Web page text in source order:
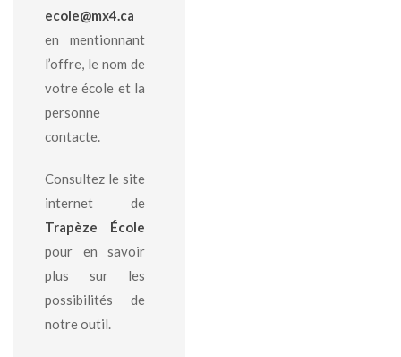
ecole@mx4.ca
en mentionnant
l’offre, le nom de
votre école et la
personne
contacte.
Consultez le site
internet de
Trapèze École
pour en savoir
plus sur les
possibilités de
notre outil.